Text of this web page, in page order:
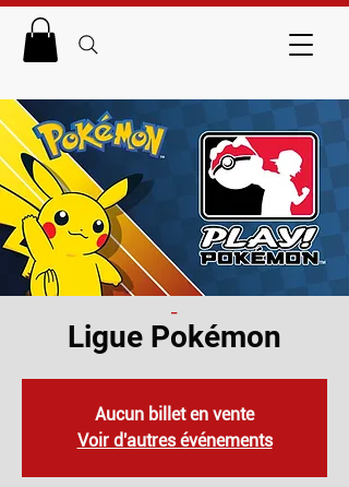
Ligue Pokémon
Aucun billet en vente
Voir d'autres événements